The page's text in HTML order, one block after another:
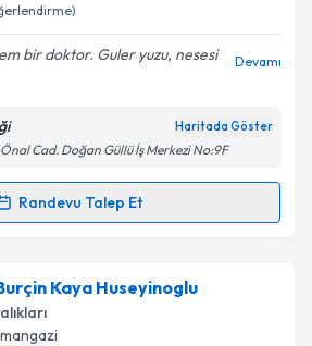
işlenmesine ilişkin
Aydınlatma
ve kişisel verilerimin belirtilen
kabul ediyorum.
bir doktor. Guler yuzu, nesesi
Devamı
Haritada Göster
Cad. Doğan Güllü İş Merkezi No:9F
Randevu Talep Et
Talebi
Turaniçin randevu takvimi talebi
uzmandan randevu almanız için bir
e-posta ile bilgilendireceğiz.
Kaya Huseyinoglu